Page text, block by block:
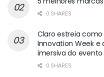
0 SHARES
Claro estreia
Innovation Week e
imersiva do evento
0 SHARES